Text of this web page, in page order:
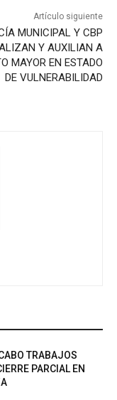
Artículo siguiente
MUNICIPAL Y CBP
Y AUXILIAN A
MAYOR EN ESTADO
DE VULNERABILIDAD
TRABAJOS
PARCIAL EN